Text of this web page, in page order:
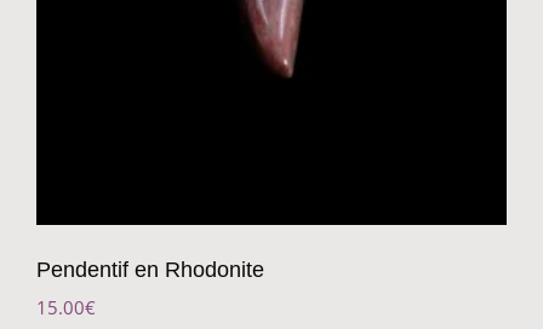
Pendentif en Rhodonite
15.00€